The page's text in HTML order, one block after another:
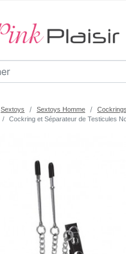
Sextoys Sextoys Homme
Cockring et Séparateur de Testicules